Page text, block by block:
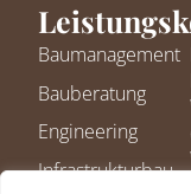
Baumanagement
Bauberatung
Engineering
Infrastrukturbau